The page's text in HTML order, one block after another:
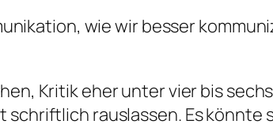
wie wir besser
Kritik eher unter vier bis
rauslassen. Es könnte